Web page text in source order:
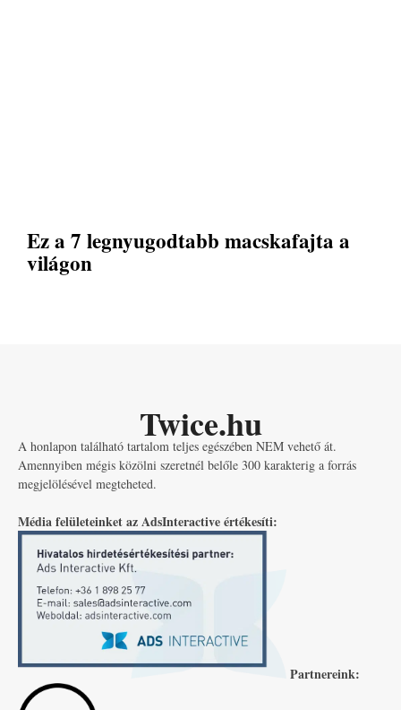
Ez a 7 legnyugodtabb macskafajta a
világon
Twice.hu
A honlapon található tartalom teljes egészében NEM vehető át.
Amennyiben mégis közölni szeretnél belőle 300 karakterig a forrás
megjelölésével megteheted.
Média felületeinket az AdsInteractive értékesíti:
Partnereink: